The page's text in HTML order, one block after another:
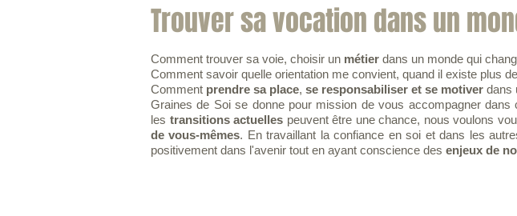
Trouver sa vocation dans un
Comment trouver sa voie, choisir un métier dans un monde qui
Comment savoir quelle orientation me convient, quand il existe plus
Comment prendre sa place, se responsabiliser et se motiver dans
Graines de Soi se donne pour mission de vous accompagner
les transitions actuelles peuvent être une chance, nous voulons
de vous-mêmes. En travaillant la confiance en soi et dans les
positivement dans l'avenir tout en ayant conscience des enjeux de